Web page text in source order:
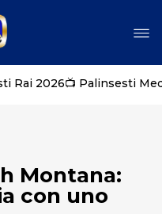
Rai 2026📺 Palinsesti
Montana:
con uno